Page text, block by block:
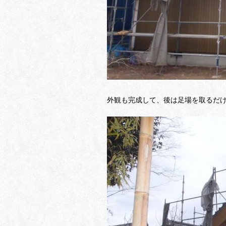
外観も完成して、後は足場を取るだ